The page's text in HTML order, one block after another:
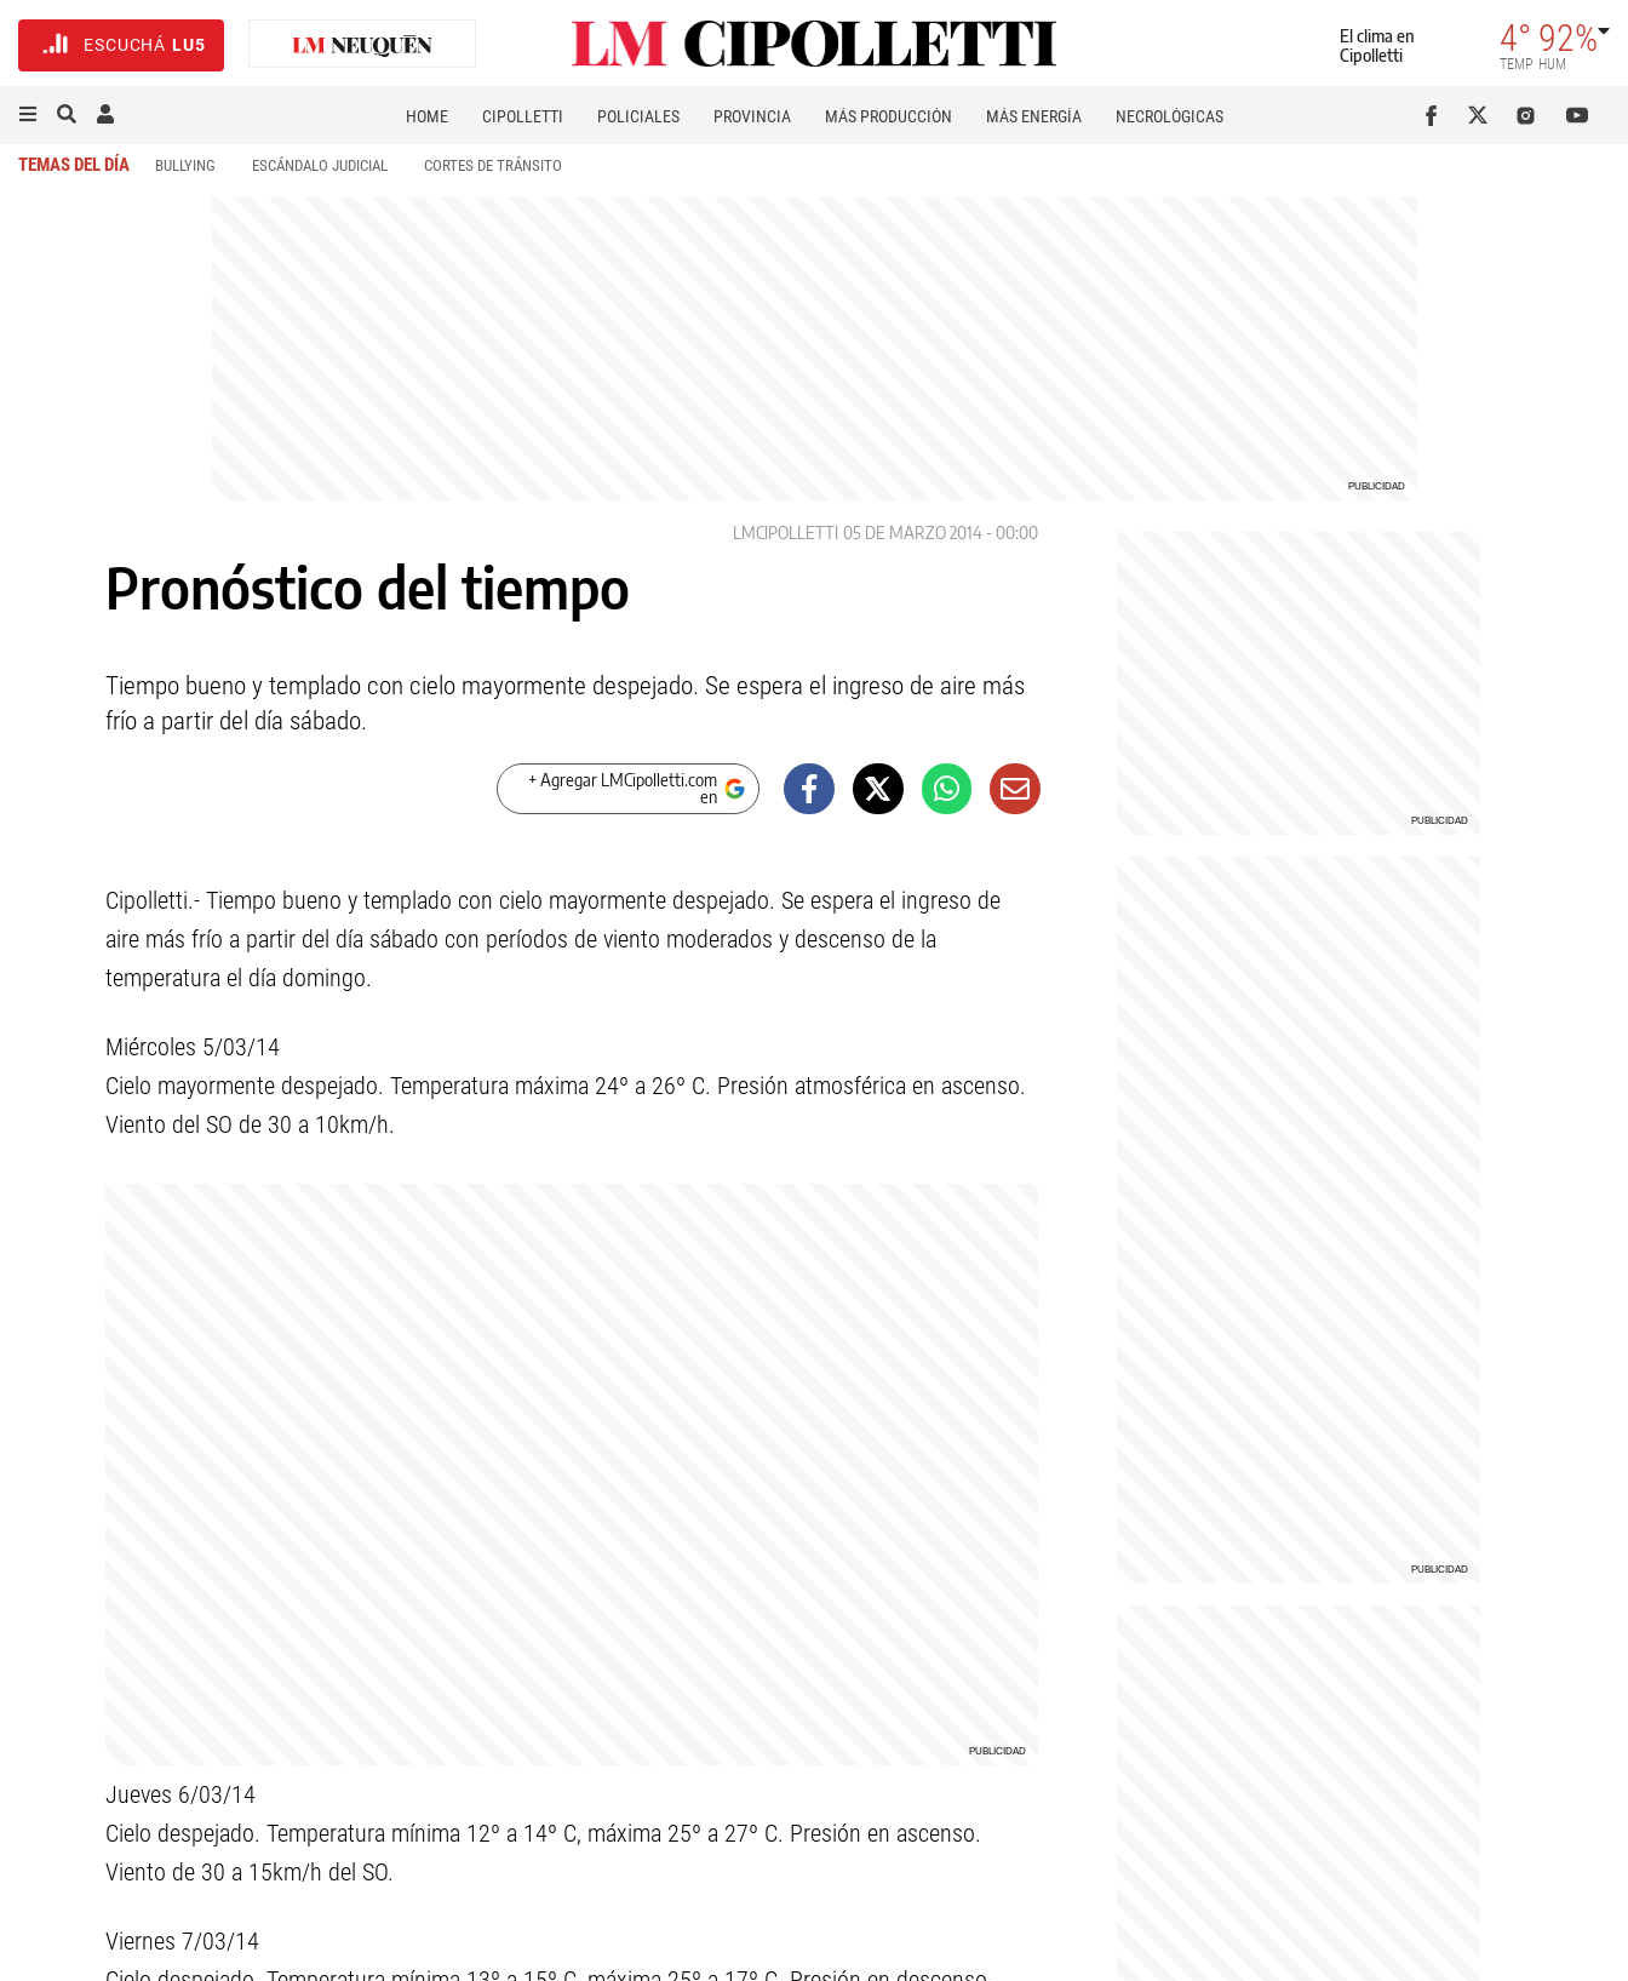
ESCUCHÁ LU5
El clima en
Cipolletti
4°
TEMP
92%
HUM
HOME CIPOLLETTI POLICIALES PROVINCIA MÁS PRODUCCIÓN MÁS ENERGÍA NECROLÓGICAS
TEMAS DEL DÍA BULLYING ESCÁNDALO JUDICIAL CORTES DE TRÁNSITO
LMCIPOLLETTI 05 DE MARZO 2014 - 00:00
Pronóstico del tiempo
Tiempo bueno y templado con cielo mayormente despejado. Se espera el ingreso de aire más
frío a partir del día sábado.
+ Agregar LMCipolletti.com
en
Cipolletti.- Tiempo bueno y templado con cielo mayormente despejado. Se espera el ingreso de
aire más frío a partir del día sábado con períodos de viento moderados y descenso de la
temperatura el día domingo.
Miércoles 5/03/14
Cielo mayormente despejado. Temperatura máxima 24º a 26º C. Presión atmosférica en ascenso.
Viento del SO de 30 a 10km/h.
Jueves 6/03/14
Cielo despejado. Temperatura mínima 12º a 14º C, máxima 25º a 27º C. Presión en ascenso.
Viento de 30 a 15km/h del SO.
Viernes 7/03/14